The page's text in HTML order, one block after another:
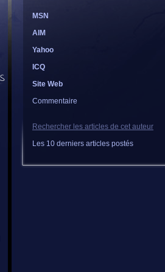
MSN
AIM
Yahoo
ICQ
Site Web
Commentaire
Rechercher les articles de cet auteur
Les 10 derniers articles postés